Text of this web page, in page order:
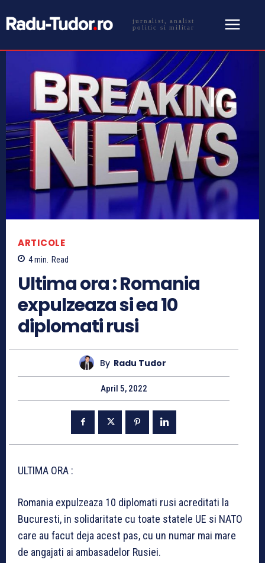
jurnalist, analist
politic si militar
ARTICOLE
4min. Read
Ultima ora : Romania
expulzeaza si ea 10
diplomati rusi
By Radu Tudor
April 5, 2022
ULTIMA ORA :
Romania expulzeaza 10 diplomati rusi acreditati la
Bucuresti, in solidaritate cu toate statele UE si NATO
care au facut deja acest pas, cu un numar mai mare
de angajati ai ambasadelor Rusiei.